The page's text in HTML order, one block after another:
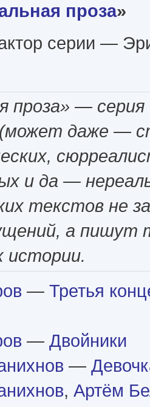
проза»
серии —
проза» —
даже —
и да —
текстов не
а пишут
— Третья
— Двойники
—
, Артём